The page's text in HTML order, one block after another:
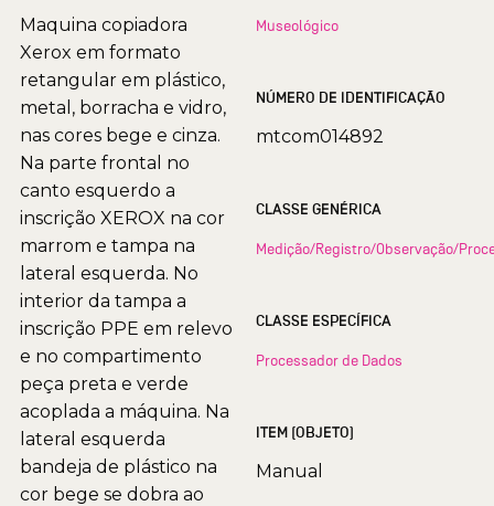
Maquina copiadora
Xerox em formato
retangular em plástico,
metal, borracha e vidro,
nas cores bege e cinza.
Na parte frontal no
canto esquerdo a
inscrição XEROX na cor
marrom e tampa na
lateral esquerda. No
interior da tampa a
inscrição PPE em relevo
e no compartimento
peça preta e verde
acoplada a máquina. Na
lateral esquerda
bandeja de plástico na
cor bege se dobra ao
Museológico
NÚMERO DE IDENTIFICAÇÃO
mtcom014892
CLASSE GENÉRICA
Medição/Registro/Observação/
CLASSE ESPECÍFICA
Processador de Dados
ITEM (OBJETO)
Manual